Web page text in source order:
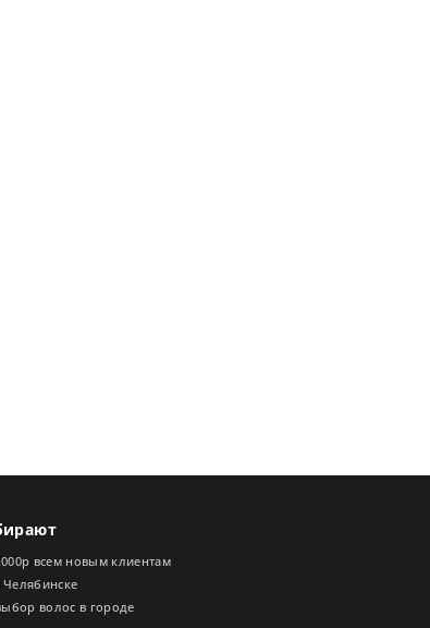
всем новым клиентам
волос в городе